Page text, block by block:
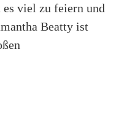
viel zu feiern und
Beatty ist